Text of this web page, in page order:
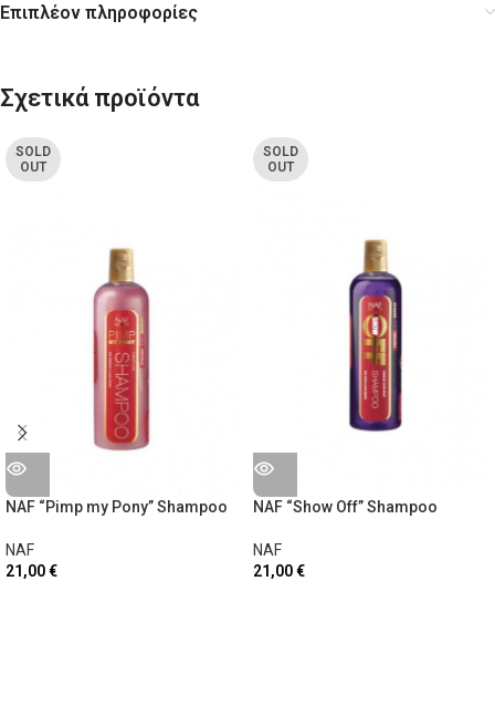
Επιπλέον πληροφορίες
Σχετικά προϊόντα
SOLD
OUT
NAF “Pimp my Pony” Shampoo
NAF
21,00€
SOLD
OUT
NAF “Show Off” Shampoo
NAF
21,00€